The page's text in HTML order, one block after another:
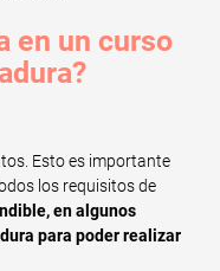
en un curso
Esto es importante
los requisitos de
en algunos
para poder realizar